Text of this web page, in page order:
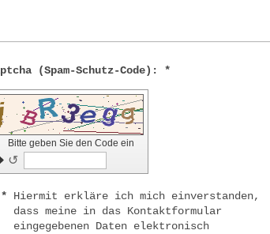
Captcha (Spam-Schutz-Code): *
Bitte geben Sie den Code ein
↺
*
Hiermit erkläre ich mich einverstanden,
dass meine in das Kontaktformular
eingegebenen Daten elektronisch